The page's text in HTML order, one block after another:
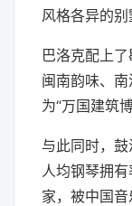
风格各异的别
巴洛克配上
闽南韵味、
为“万国建筑博
与此同时，鼓
人均钢琴拥
家，被中国